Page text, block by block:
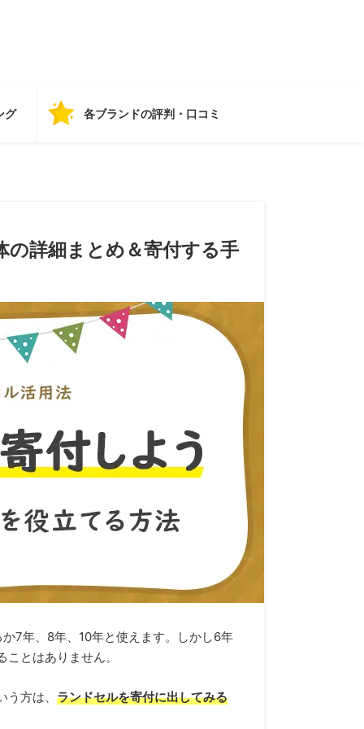
グ 各ブランドの評判・口コミ
の詳細まとめ＆寄付する手
7年、8年、10年と使えます。しかし6年
とはありません。
う方は、ランドセルを寄付に出してみる